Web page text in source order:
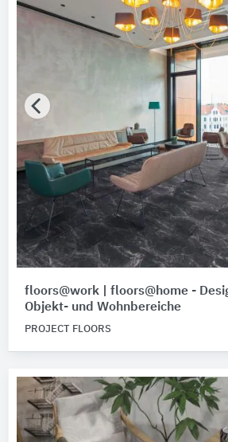
floors@work | floors@home -
Objekt- und Wohnbereiche
PROJECT FLOORS